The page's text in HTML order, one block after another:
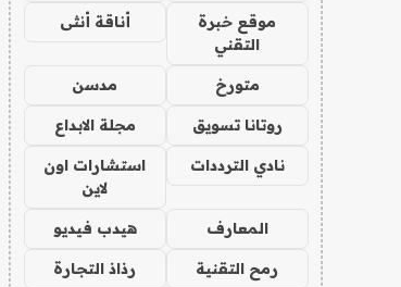
موقع خبرة
التقني
أناقة أنثى
متورخ مدسن
روتانا تسويق مجلة الابداع
نادي الترددات
استشارات اون
لاين
المعارف هيدب فيديو
رمح التقنية رذاذ التجارة